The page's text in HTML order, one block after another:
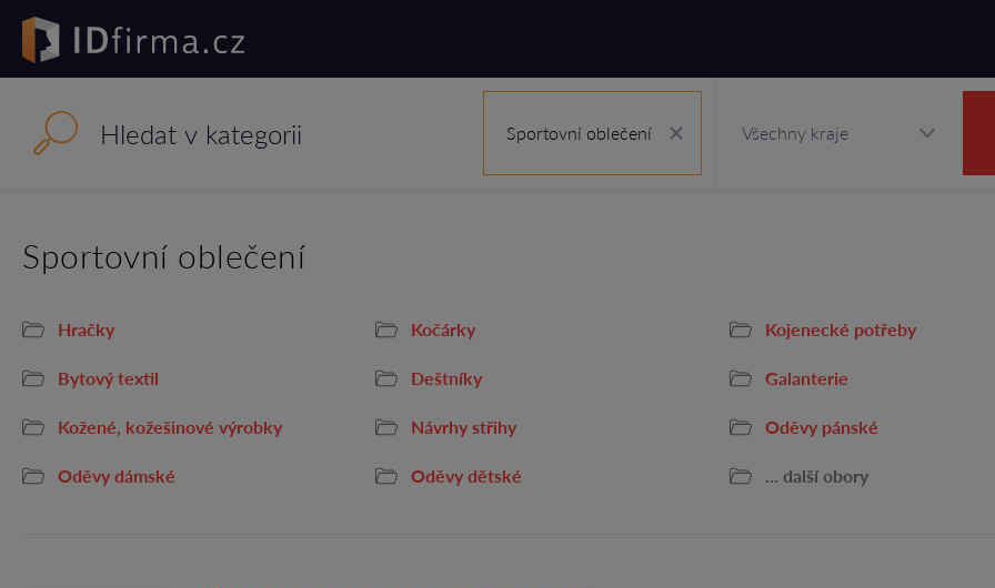
Sportovní oblečení
Sportovní oblečení
Hračky Kočárky Kojenecké potřeby
Bytový textil Deštníky Galanterie
Kožené, kožešinové výrobky Návrhy střihy Oděvy pánské
Oděvy dámské Oděvy dětské ... další obory